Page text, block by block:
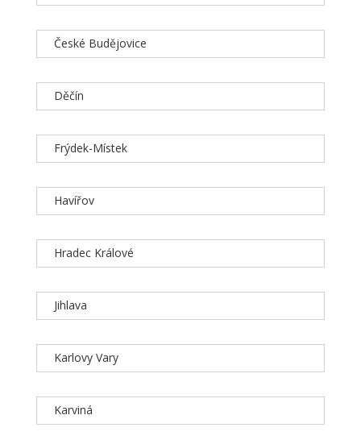
České Budějovice
Děčín
Frýdek-Místek
Havířov
Hradec Králové
Jihlava
Karlovy Vary
Karviná